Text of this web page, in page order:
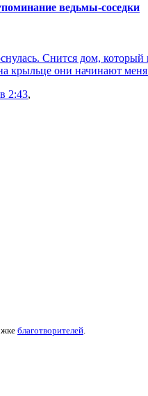
ведьмы-соседки
Снится дом,
крыльце они начинают
2:43,
благотворителей.